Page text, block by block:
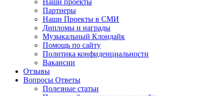
Наши проекты
Партнеры
Наши Проекты в СМИ
Дипломы и награды
Музыкальный Клондайк
Помощь по сайту
Политика конфиденциальности
Вакансии
Отзывы
Вопросы Ответы
Полезные статьи